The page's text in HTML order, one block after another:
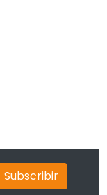
Subscribir